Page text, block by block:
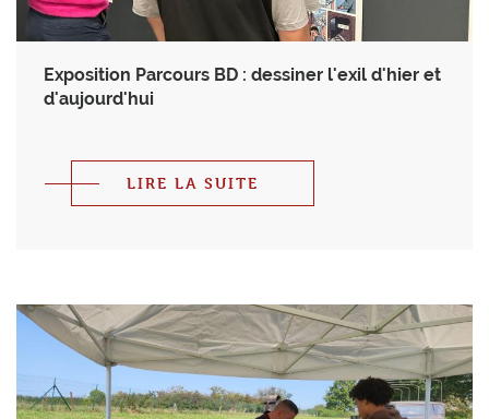
Exposition Parcours BD : dessiner l'exil d'hier et
d'aujourd'hui
LIRE LA SUITE